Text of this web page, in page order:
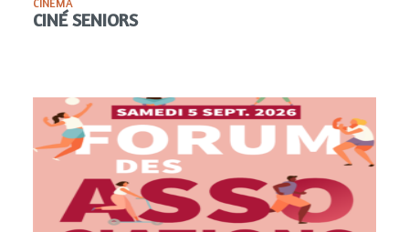
CINÉMA
CINÉ SENIORS